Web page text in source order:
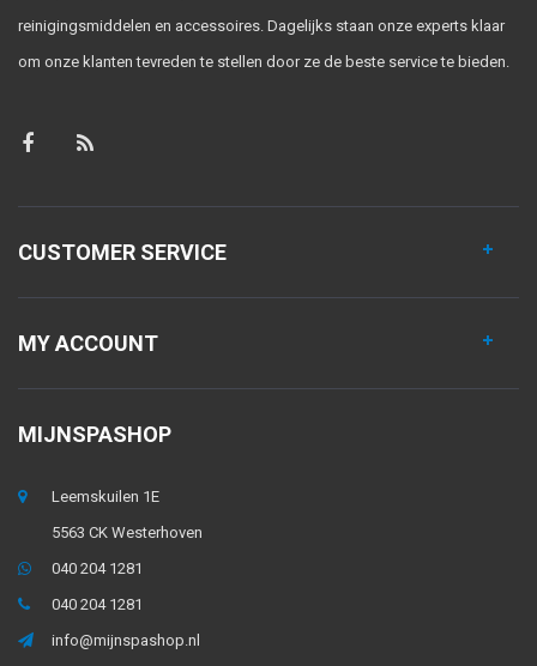
reinigingsmiddelen en accessoires. Dagelijks staan onze experts klaar
om onze klanten tevreden te stellen door ze de beste service te bieden.
CUSTOMER SERVICE
MY ACCOUNT
MIJNSPASHOP
Leemskuilen 1E
5563 CK Westerhoven
040 204 1281
040 204 1281
info@mijnspashop.nl